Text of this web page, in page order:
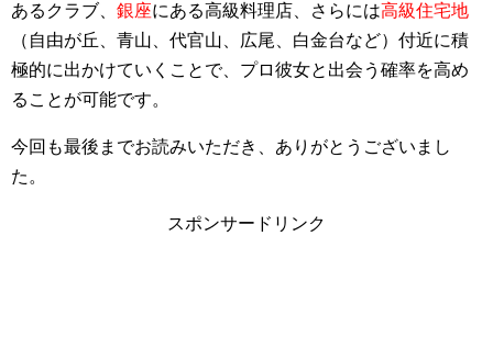
あるクラブ、 銀座にある高級料理店、さらには高級住宅地
（自由が丘、青山、代官山、広尾、白金台など） 付近に積
極的に出かけていくことで、プロ彼女と出会う確率を高め
ることが可能です。
今回も最後までお読みいただき、ありがとうございまし
た。
スポンサードリンク